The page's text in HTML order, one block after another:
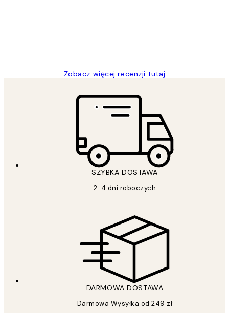
Zobacz więcej recenzji tutaj
SZYBKA DOSTAWA
2-4 dni roboczych
DARMOWA DOSTAWA
Darmowa Wysyłka od 249 zł